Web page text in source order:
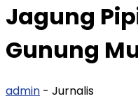
Jagung
Gunung
admin - Jurnalis